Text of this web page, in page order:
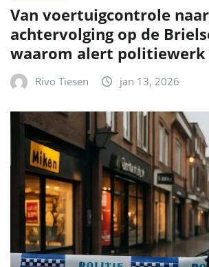
Van voertuigcontrole naar
achtervolging op de
waarom alert
Rivo Tiesen jan 13, 2026